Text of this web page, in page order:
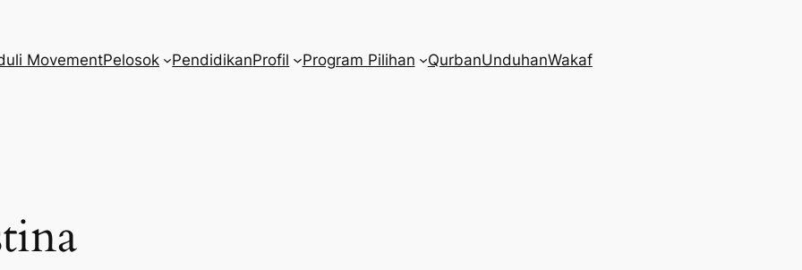
MovementPelosok PendidikanProfil Program Pilihan QurbanUnduhanWakaf